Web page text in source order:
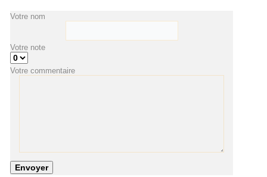
Votre nom
Votre note
Votre commentaire